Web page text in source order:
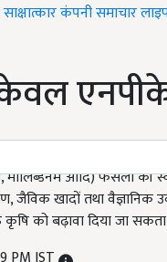
साक्षात्कारकंपनी समाचार
केवल
मोलिब्डेनम आदि) फसलों
खादों तथा वैज्ञानिक
को बढ़ावा दिया जा